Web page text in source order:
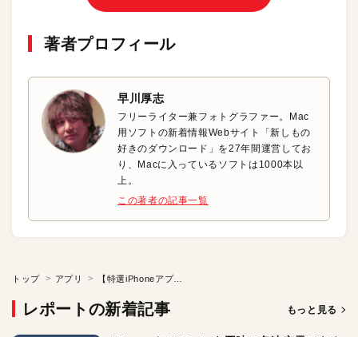
著者プロフィール
早川厚志
フリーライター兼フォトグラファー。Mac
用ソフトの新着情報Webサイト「新しもの
好きのダウンロード」を27年間運営してお
り、Macに入っているソフトは1000本以
上。
この著者の記事一覧
トップ アプリ 【特選iPhoneアプリ】人気のレストランをチャットで予約しよう！
レポートの新着記事 もっと見る